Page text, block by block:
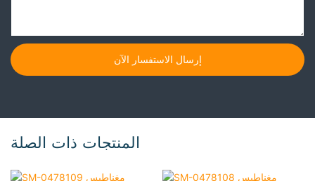
إرسال الاستفسار الآن
المنتجات ذات الصلة